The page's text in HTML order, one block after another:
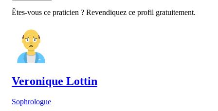
Êtes-vous ce praticien ? Revendiquez ce profil gratuitement.
Veronique Lottin
Sophrologue